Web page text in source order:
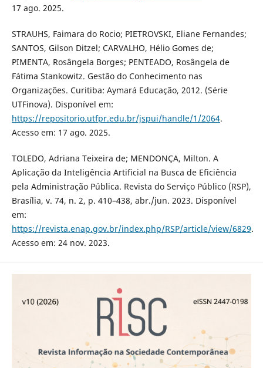
17 ago. 2025.
STRAUHS, Faimara do Rocio; PIETROVSKI, Eliane Fernandes;
SANTOS, Gilson Ditzel; CARVALHO, Hélio Gomes de;
PIMENTA, Rosângela Borges; PENTEADO, Rosângela de
Fátima Stankowitz. Gestão do Conhecimento nas
Organizações. Curitiba: Aymará Educação, 2012. (Série
UTFinova). Disponível em:
https://repositorio.utfpr.edu.br/jspui/handle/1/2064.
Acesso em: 17 ago. 2025.
TOLEDO, Adriana Teixeira de; MENDONÇA, Milton. A
Aplicação da Inteligência Artificial na Busca de Eficiência
pela Administração Pública. Revista do Serviço Público (RSP),
Brasília, v. 74, n. 2, p. 410–438, abr./jun. 2023. Disponível
em:
https://revista.enap.gov.br/index.php/RSP/article/view/6829.
Acesso em: 24 nov. 2023.